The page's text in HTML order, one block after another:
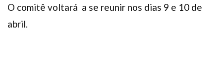
O comitê voltará a se reunir nos dias 9 e 10 de
abril.